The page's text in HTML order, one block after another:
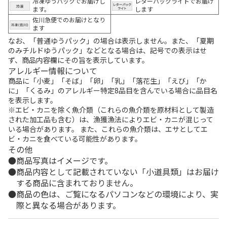
ます。
します
佐川急便でのお届けとなり
ます
なお、「普通ゆうパック」の場合は表示しません。また、「夏期
のみチルドゆうパック」などとなる場合は、記号での表示はせ
ず、商品内容欄にその旨を表示しています。
アレルギー情報について
商品に「小麦」「そば」「卵」「乳」「落花生」「えび」「か
に」「くるみ」のアレルギー特定8品目を含んでいる場合に品目名
を表示します。
※エビ・カニを除く魚介類（これらの魚介類を原材料として製造
された加工品も含む）は、漁獲漁法によりエビ・カニが混じって
いる場合があります。 また、これらの魚介類は、エサとしてエ
ビ・カニを食べている可能性があります。
その他
商品写真はイメージです。
商品内容として記載されていない「小道具類」はお届け
する商品に含まれておりません。
商品の色は、ご覧になるパソコンなどの環境により、実
際と異なる場合があります。